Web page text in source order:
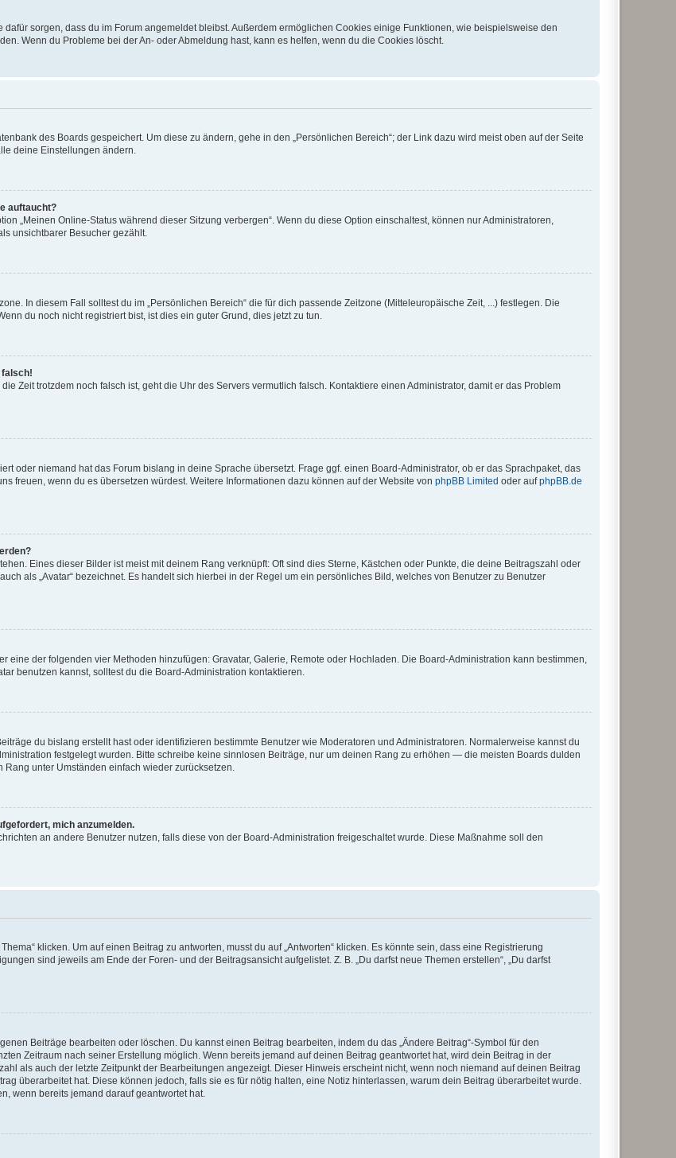
sorgen, dass du im Forum angemeldet bleibst. Außerdem ermöglichen Cookies einige Funktionen, wie beispielsweise den
Wenn du Probleme bei der An- oder Abmeldung hast, kann es helfen, wenn du die Cookies löscht.
des Boards gespeichert. Um diese zu ändern, gehe in den „Persönlichen Bereich“; der Link dazu wird meist oben auf der Seite
deine Einstellungen ändern.
auftaucht?
„Meinen Online-Status während dieser Sitzung verbergen“. Wenn du diese Option einschaltest, können nur Administratoren,
unsichtbarer Besucher gezählt.
In diesem Fall solltest du im „Persönlichen Bereich“ die für dich passende Zeitzone (Mitteleuropäische Zeit, ...) festlegen. Die
du noch nicht registriert bist, ist dies ein guter Grund, dies jetzt zu tun.
falsch!
Zeit trotzdem noch falsch ist, geht die Uhr des Servers vermutlich falsch. Kontaktiere einen Administrator, damit er das Problem
oder niemand hat das Forum bislang in deine Sprache übersetzt. Frage ggf. einen Board-Administrator, ob er das Sprachpaket, das
freuen, wenn du es übersetzen würdest. Weitere Informationen dazu können auf der Website von phpBB Limited oder aufphpBB.de
Eines dieser Bilder ist meist mit deinem Rang verknüpft: Oft sind dies Sterne, Kästchen oder Punkte, die deine Beitragszahl oder
als „Avatar“ bezeichnet. Es handelt sich hierbei in der Regel um ein persönliches Bild, welches von Benutzer zu Benutzer
eine der folgenden vier Methoden hinzufügen: Gravatar, Galerie, Remote oder Hochladen. Die Board-Administration kann bestimmen,
benutzen kannst, solltest du die Board-Administration kontaktieren.
du bislang erstellt hast oder identifizieren bestimmte Benutzer wie Moderatoren und Administratoren. Normalerweise kannst du
festgelegt wurden. Bitte schreibe keine sinnlosen Beiträge, nur um deinen Rang zu erhöhen — die meisten Boards dulden
unter Umständen einfach wieder zurücksetzen.
mich anzumelden.
an andere Benutzer nutzen, falls diese von der Board-Administration freigeschaltet wurde. Diese Maßnahme soll den
klicken. Um auf einen Beitrag zu antworten, musst du auf „Antworten“ klicken. Es könnte sein, dass eine Registrierung
sind jeweils am Ende der Foren- und der Beitragsansicht aufgelistet. Z. B. „Du darfst neue Themen erstellen“, „Du darfst
Beiträge bearbeiten oder löschen. Du kannst einen Beitrag bearbeiten, indem du das „Ändere Beitrag“-Symbol für den
Zeitraum nach seiner Erstellung möglich. Wenn bereits jemand auf deinen Beitrag geantwortet hat, wird dein Beitrag in der
als auch der letzte Zeitpunkt der Bearbeitungen angezeigt. Dieser Hinweis erscheint nicht, wenn noch niemand auf deinen Beitrag
überarbeitet hat. Diese können jedoch, falls sie es für nötig halten, eine Notiz hinterlassen, warum dein Beitrag überarbeitet wurde.
wenn bereits jemand darauf geantwortet hat.